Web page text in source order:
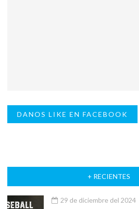
DANOS LIKE EN FACEBOOK
+ RECIENTES
29 de diciembre del 2024